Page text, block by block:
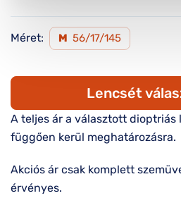
Méret: M 56/17/145
Lencsét
A teljes ár a választott dioptriás
függően kerül meghatározásra.
Akciós ár csak komplett
érvényes.